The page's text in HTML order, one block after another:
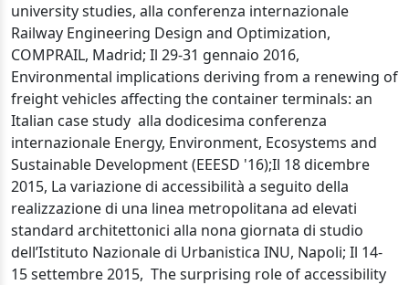
university studies, alla conferenza internazionale
Railway Engineering Design and Optimization,
COMPRAIL, Madrid; Il 29-31 gennaio 2016,
Environmental implications deriving from a renewing of
freight vehicles affecting the container terminals: an
Italian case study alla dodicesima conferenza
internazionale Energy, Environment, Ecosystems and
Sustainable Development (EEESD '16);Il 18 dicembre
2015, La variazione di accessibilità a seguito della
realizzazione di una linea metropolitana ad elevati
standard architettonici alla nona giornata di studio
dell’Istituto Nazionale di Urbanistica INU, Napoli; Il 14-
15 settembre 2015, The surprising role of accessibility